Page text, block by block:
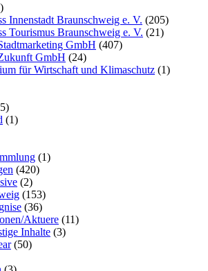
Innenstadt Braunschweig e. V. (205)
Tourismus Braunschweig e. V. (21)
GmbH (407)
GmbH (24)
für Wirtschaft und Klimaschutz (1)
(1)
(1)
(420)
(2)
(153)
(36)
Aktuere (11)
Inhalte (3)
(50)